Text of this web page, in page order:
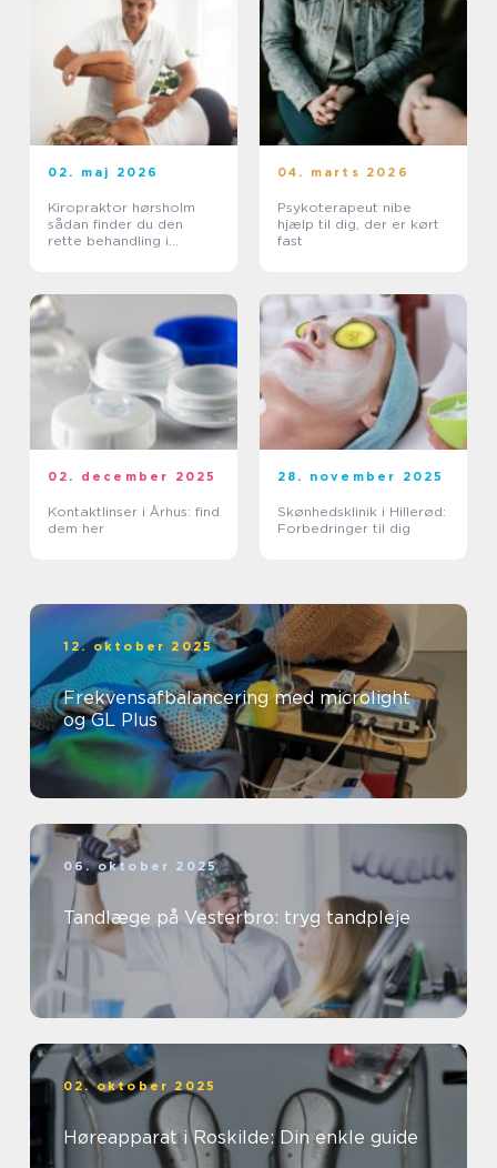
02. maj 2026
Kiropraktor hørsholm
sådan finder du den
rette behandling i
04. marts 2026
Psykoterapeut nibe
hjælp til dig, der er kørt
fast
02. december 2025
Kontaktlinser i Århus: find
dem her
28. november 2025
Skønhedsklinik i Hillerød:
Forbedringer til dig
12. oktober 2025
Frekvensafbalancering med microlight
og GL Plus
06. oktober 2025
Tandlæge på Vesterbro: tryg tandpleje
02. oktober 2025
Høreapparat i Roskilde: Din enkle guide